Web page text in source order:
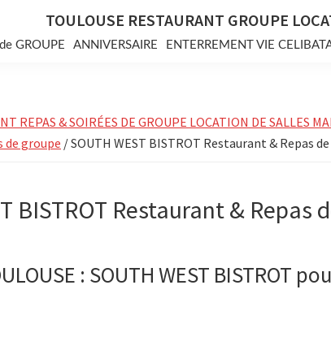
TOULOUSE RESTAURANT GROUPE
GROUPE ANNIVERSAIRE ENTERREMENT VIE
REPAS & SOIRÉES DE GROUPE LOCATION DE SALLES
de groupe / SOUTH WEST BISTROT Restaurant & Repas
BISTROT Restaurant & Repas
: SOUTH WEST BISTROT